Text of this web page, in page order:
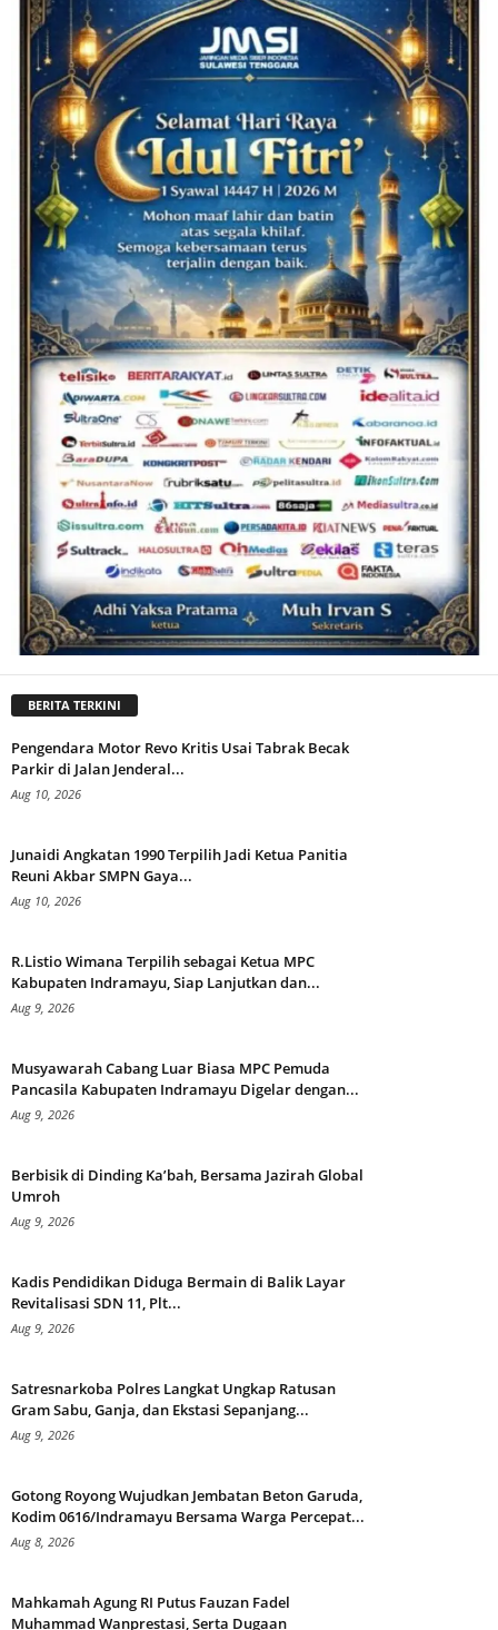
BERITA TERKINI
Pengendara Motor Revo Kritis Usai Tabrak Becak
Parkir di Jalan Jenderal...
Aug 10, 2026
Junaidi Angkatan 1990 Terpilih Jadi Ketua Panitia
Reuni Akbar SMPN Gaya...
Aug 10, 2026
R.Listio Wimana Terpilih sebagai Ketua MPC
Kabupaten Indramayu, Siap Lanjutkan dan...
Aug 9, 2026
Musyawarah Cabang Luar Biasa MPC Pemuda
Pancasila Kabupaten Indramayu Digelar dengan...
Aug 9, 2026
Berbisik di Dinding Ka’bah, Bersama Jazirah Global
Umroh
Aug 9, 2026
Kadis Pendidikan Diduga Bermain di Balik Layar
Revitalisasi SDN 11, Plt...
Aug 9, 2026
Satresnarkoba Polres Langkat Ungkap Ratusan
Gram Sabu, Ganja, dan Ekstasi Sepanjang...
Aug 9, 2026
Gotong Royong Wujudkan Jembatan Beton Garuda,
Kodim 0616/Indramayu Bersama Warga Percepat...
Aug 8, 2026
Mahkamah Agung RI Putus Fauzan Fadel
Muhammad Wanprestasi, Serta Dugaan